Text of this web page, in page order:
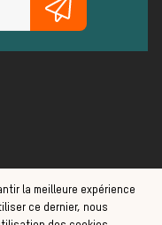
ACTUALITÉS ET ÉVÉNEMENTS
la meilleure expérience
ce dernier, nous